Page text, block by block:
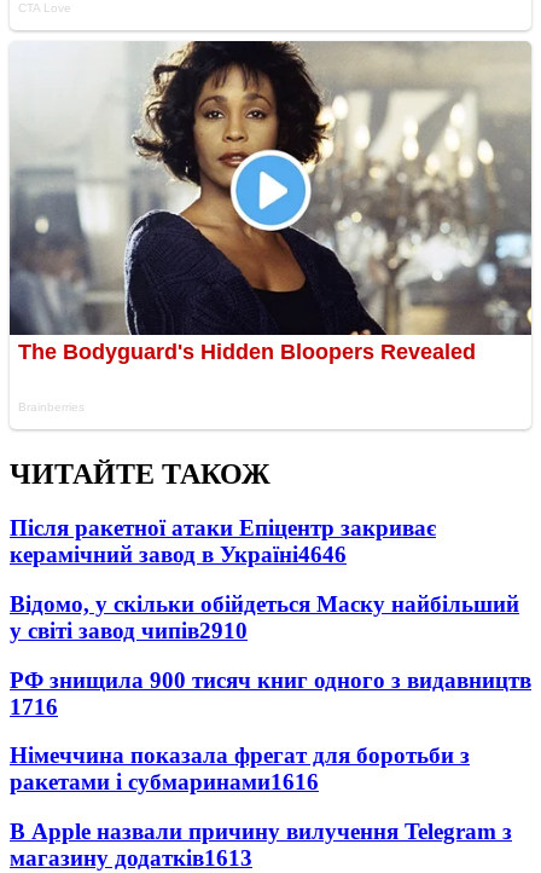
ЧИТАЙТЕ ТАКОЖ
Після ракетної атаки Епіцентр закриває
керамічний завод в Україні4646
Відомо, у скільки обійдеться Маску найбільший
у світі завод чипів2910
РФ знищила 900 тисяч книг одного з видавництв
1716
Німеччина показала фрегат для боротьби з
ракетами і субмаринами1616
В Apple назвали причину вилучення Telegram з
магазину додатків1613